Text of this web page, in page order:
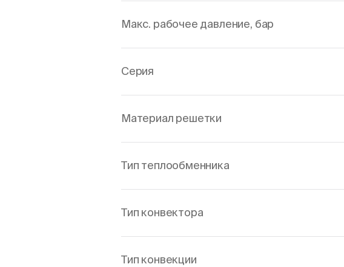
Макс. рабочее давление, бар
Серия
Материал решетки
Тип теплообменника
Тип конвектора
Тип конвекции